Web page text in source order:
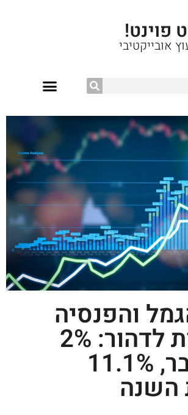
פוינט!
אובייקטיבי
והפנסיה
ממשיכות לדהור: 2%
בספטמבר, 11.1%
השנה